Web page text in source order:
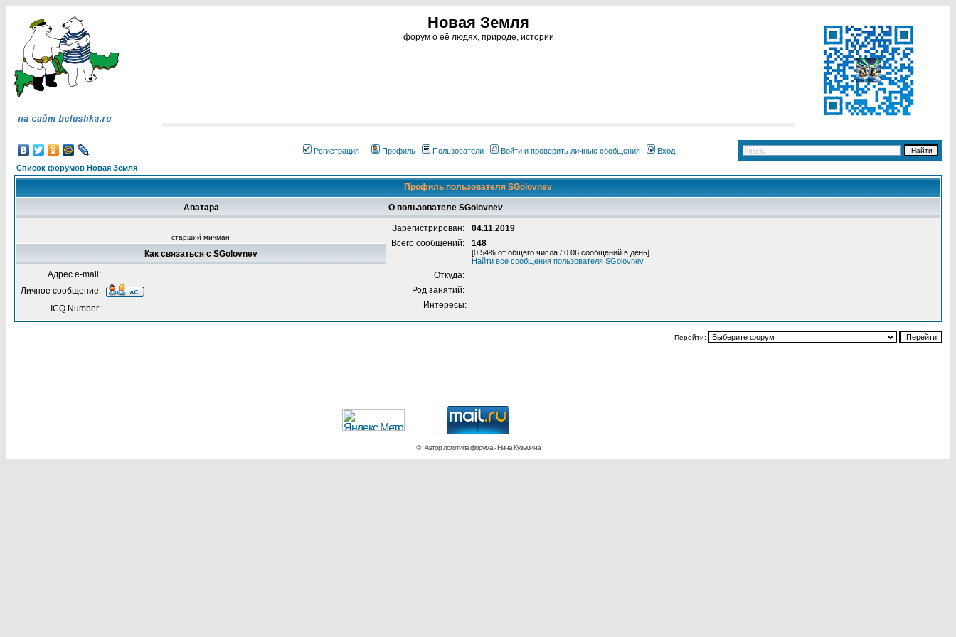
Новая Земля
форум о её людях, природе, истории
Регистрация Профиль Пользователи Войти и проверить личные сообщения
Вход
Список форумов Новая Земля
Профиль пользователя SGolovnev
Аватара О пользователе SGolovnev
старший мичман
Зарегистрирован:
04.11.2019
Всего сообщений:
148
[0.54% от общего числа / 0.06 сообщений в день]
Найти все сообщения пользователя SGolovnev
Откуда:
Род занятий:
Интересы:
Как связаться с SGolovnev
Адрес e-mail:
Личное сообщение:
ICQ Number:
Перейти:
© Автор логотипа форума - Нина Кузьмина